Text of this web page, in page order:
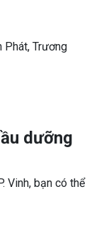
Phát, Trương
dưỡng
Vinh, bạn có thể